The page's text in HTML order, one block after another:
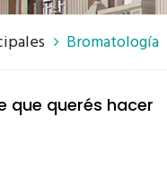
Bromatología
que querés hacer